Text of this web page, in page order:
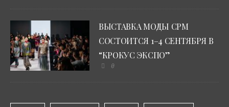
ВЫСТАВКА МОДЫ CPM
СОСТОИТСЯ 1–4 СЕНТЯБРЯ В
“КРОКУС ЭКСПО”
0